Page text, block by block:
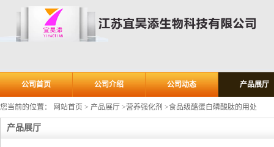
公司首页 公司介绍 公司动态 产品展厅
您当前的位置： 网站首页 > 产品展厅 >营养强化剂 >食品级酪蛋白磷酸肽的用处
产品展厅